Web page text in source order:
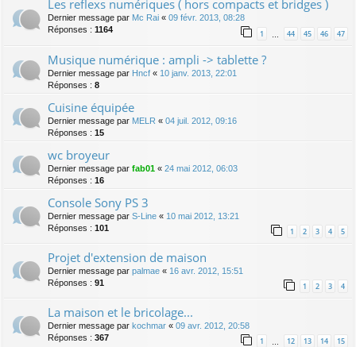
Les reflexs numériques ( hors compacts et bridges )
Dernier message par Mc Rai « 09 févr. 2013, 08:28
Réponses : 1164 1 44 45 46 47
Musique numérique : ampli -> tablette ?
Dernier message par Hncf « 10 janv. 2013, 22:01
Réponses : 8
Cuisine équipée
Dernier message par MELR « 04 juil. 2012, 09:16
Réponses : 15
wc broyeur
Dernier message par fab01 « 24 mai 2012, 06:03
Réponses : 16
Console Sony PS 3
Dernier message par S-Line « 10 mai 2012, 13:21
Réponses : 101 1 2 3 4 5
Projet d'extension de maison
Dernier message par palmae « 16 avr. 2012, 15:51
Réponses : 91 1 2 3 4
La maison et le bricolage...
Dernier message par kochmar « 09 avr. 2012, 20:58
Réponses : 367 1 12 13 14 15